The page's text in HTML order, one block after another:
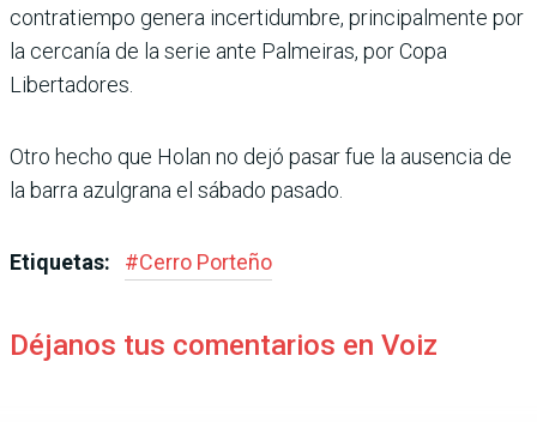
contratiempo genera incertidumbre, princi­palmente por
la cercanía de la serie ante Palmeiras, por Copa
Libertadores.
Otro hecho que Holan no dejó pasar fue la ausencia de
la barra azulgrana el sábado pasado.
Etiquetas: #Cerro Porteño
Déjanos tus comentarios en Voiz